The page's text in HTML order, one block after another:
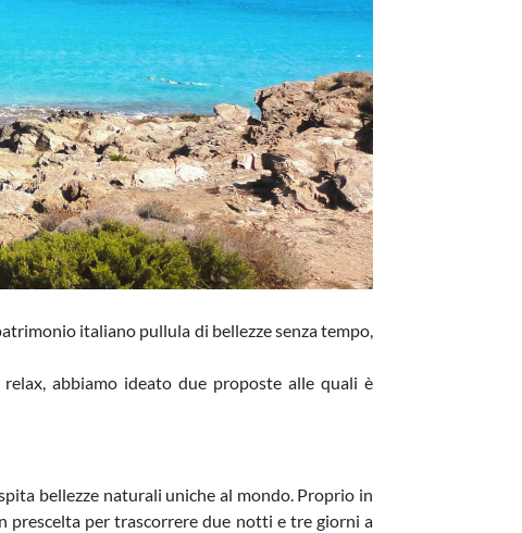
italiano pullula di bellezze senza tempo,
relax, abbiamo ideato due proposte alle quali è
bellezze naturali uniche al mondo. Proprio in
prescelta per trascorrere due notti e tre giorni a